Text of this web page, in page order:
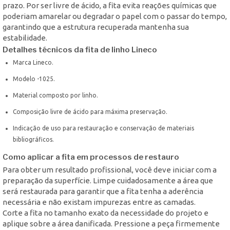
prazo. Por ser livre de ácido, a fita evita reações químicas que
poderiam amarelar ou degradar o papel com o passar do tempo,
garantindo que a estrutura recuperada mantenha sua
estabilidade.
Detalhes técnicos da fita de linho Lineco
Marca Lineco.
Modelo -1025.
Material composto por linho.
Composição livre de ácido para máxima preservação.
Indicação de uso para restauração e conservação de materiais
bibliográficos.
Como aplicar a fita em processos de restauro
Para obter um resultado profissional, você deve iniciar com a
preparação da superfície. Limpe cuidadosamente a área que
será restaurada para garantir que a fita tenha a aderência
necessária e não existam impurezas entre as camadas.
Corte a fita no tamanho exato da necessidade do projeto e
aplique sobre a área danificada. Pressione a peça firmemente